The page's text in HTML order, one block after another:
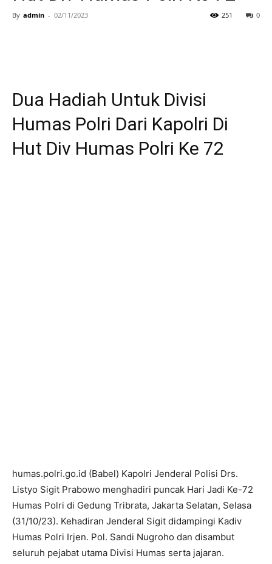
By admin - 02/11/2023 0
251
Dua Hadiah Untuk Divisi
Humas Polri Dari Kapolri Di
Hut Div Humas Polri Ke 72
humas.polri.go.id (Babel) Kapolri Jenderal Polisi Drs.
Listyo Sigit Prabowo menghadiri puncak Hari Jadi Ke-72
Humas Polri di Gedung Tribrata, Jakarta Selatan, Selasa
(31/10/23). Kehadiran Jenderal Sigit didampingi Kadiv
Humas Polri Irjen. Pol. Sandi Nugroho dan disambut
seluruh pejabat utama Divisi Humas serta jajaran.